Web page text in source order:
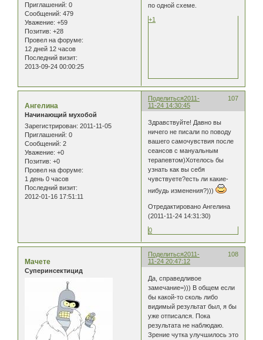
Приглашений: 0
Сообщений: 479
Уважение: +59
Позитив: +28
Провел на форуме:
12 дней 12 часов
Последний визит:
2013-09-24 00:00:25
по одной схеме.
+1
Поделиться 107
2011-
11-24 14:30:45
Ангелина
Начинающий мухобой
Зарегистрирован: 2011-11-05
Приглашений: 0
Сообщений: 2
Уважение: +0
Позитив: +0
Провел на форуме:
1 день 0 часов
Последний визит:
2012-01-16 17:51:11
Здравствуйте! Давно вы
ничего не писали по поводу
вашего самочувствия после
сеансов с мануальным
терапевтом)Хотелось бы
узнать как вы себя
чувствуете?есть ли какие-
нибудь изменения?)))
Отредактировано Ангелина
(2011-11-24 14:31:30)
0
Поделиться 108
2011-
11-24 20:47:12
Мачете
Суперинсектицид
Да, справедливое
замечание=))) В общем если
бы какой-то сколь либо
видимый результат был, я бы
уже отписался. Пока
результата не наблюдаю.
Зрение чутка улучшилось это